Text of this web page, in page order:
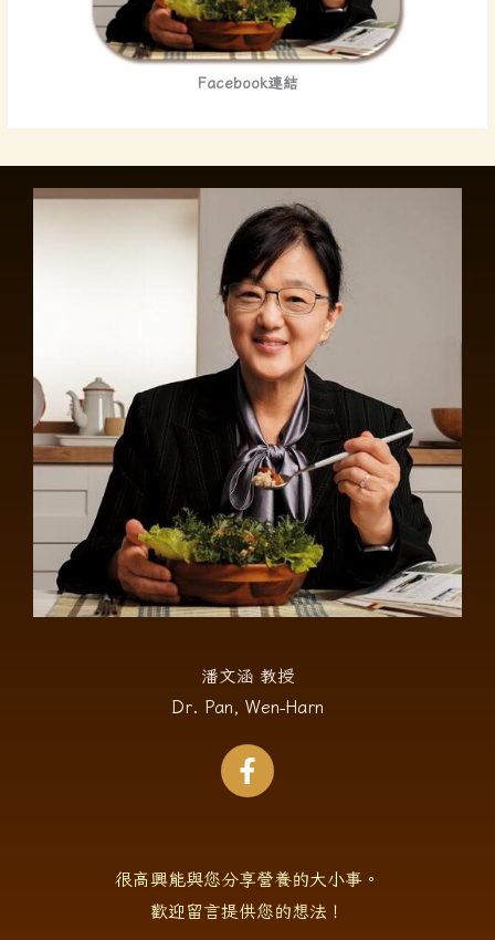
Facebook連結
潘文涵 教授
Dr. Pan, Wen-Harn
很高興能與您分享營養的大小事。
歡迎留言提供您的想法！